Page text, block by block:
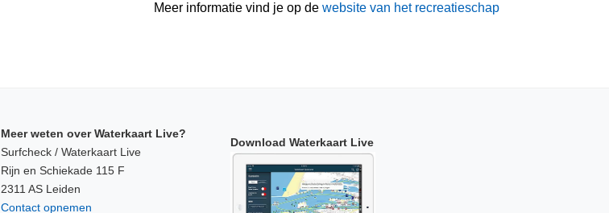
Meer informatie vind je op de website van het recreatieschap
Meer weten over Waterkaart Live?
Surfcheck / Waterkaart Live
Rijn en Schiekade 115 F
2311 AS Leiden
Contact opnemen
Download Waterkaart Live